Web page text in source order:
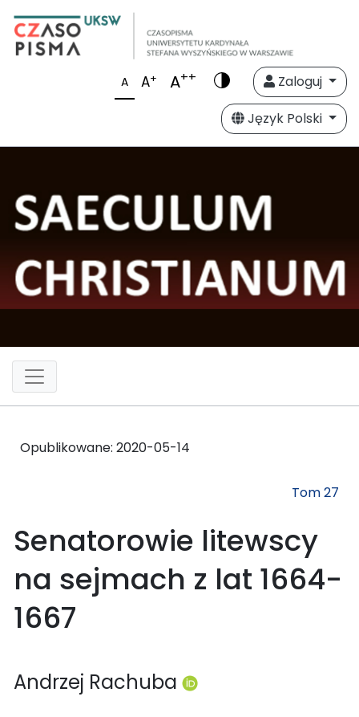
A A+ A++
Zaloguj
Język Polski
Opublikowane: 2020-05-14
Tom 27
Senatorowie litewscy
na sejmach z lat 1664-
1667
Andrzej Rachuba